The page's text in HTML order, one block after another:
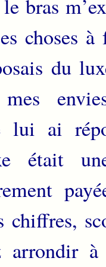
bras
choses
du
lui ai
était
chiffres,
arrondir